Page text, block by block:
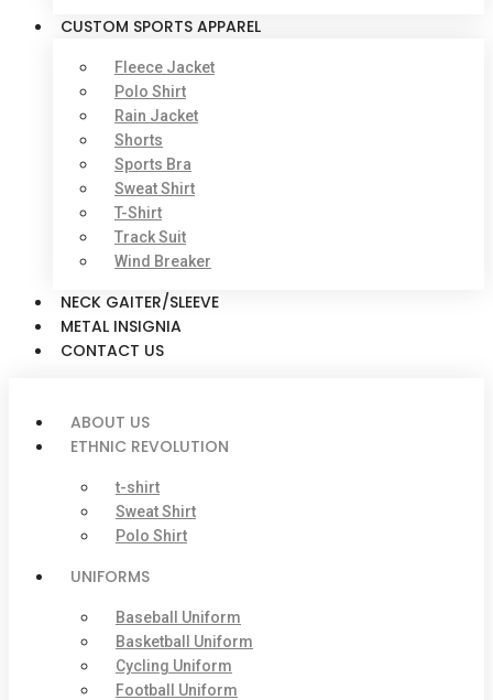
CUSTOM SPORTS APPAREL
Fleece Jacket
Polo Shirt
Rain Jacket
Shorts
Sports Bra
Sweat Shirt
T-Shirt
Track Suit
Wind Breaker
NECK GAITER/SLEEVE
METAL INSIGNIA
CONTACT US
ABOUT US
ETHNIC REVOLUTION
t-shirt
Sweat Shirt
Polo Shirt
UNIFORMS
Baseball Uniform
Basketball Uniform
Cycling Uniform
Football Uniform